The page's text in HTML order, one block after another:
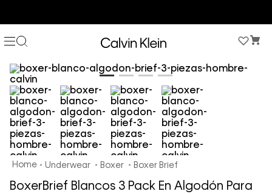
Underwear Boxer Boxer Brief
BoxerBrief Blancos 3 Pack En Algodón Para